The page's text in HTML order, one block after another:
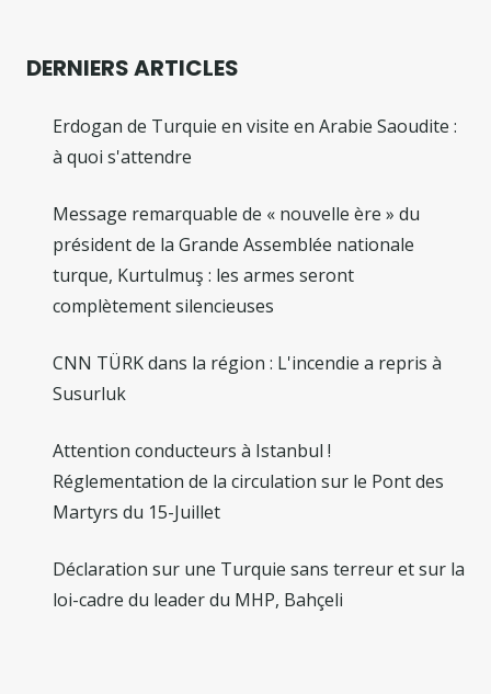
DERNIERS ARTICLES
Erdogan de Turquie en visite en Arabie Saoudite :
à quoi s'attendre
Message remarquable de « nouvelle ère » du
président de la Grande Assemblée nationale
turque, Kurtulmuş : les armes seront
complètement silencieuses
CNN TÜRK dans la région : L'incendie a repris à
Susurluk
Attention conducteurs à Istanbul !
Réglementation de la circulation sur le Pont des
Martyrs du 15-Juillet
Déclaration sur une Turquie sans terreur et sur la
loi-cadre du leader du MHP, Bahçeli